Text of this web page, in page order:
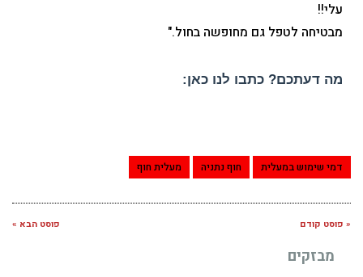
עלי!!
מבטיחה לטפל גם מחופשה בחול."
מה דעתכם? כתבו לנו כאן:
דמי שימוש במעלית חוף נתניה מעלית חוף
« פוסט קודם פוסט הבא »
מבזקים